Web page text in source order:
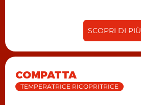
SCOPRI DI PIÙ
COMPATTA
TEMPERATRICE RICOPRITRICE